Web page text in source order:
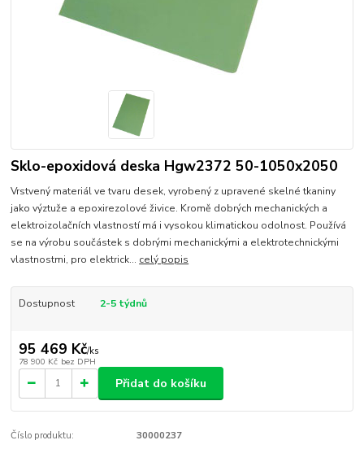
Sklo-epoxidová deska Hgw2372 50-1050x2050
Vrstvený materiál ve tvaru desek, vyrobený z upravené skelné tkaniny
jako výztuže a epoxirezolové živice. Kromě dobrých mechanických a
elektroizolačních vlastností má i vysokou klimatickou odolnost. Používá
se na výrobu součástek s dobrými mechanickými a elektrotechnickými
vlastnostmi, pro elektrick... celý popis
Dostupnost 2-5 týdnů
95 469 Kč/ks
78 900 Kč bez DPH
Přidat do košíku
Číslo produktu: 30000237